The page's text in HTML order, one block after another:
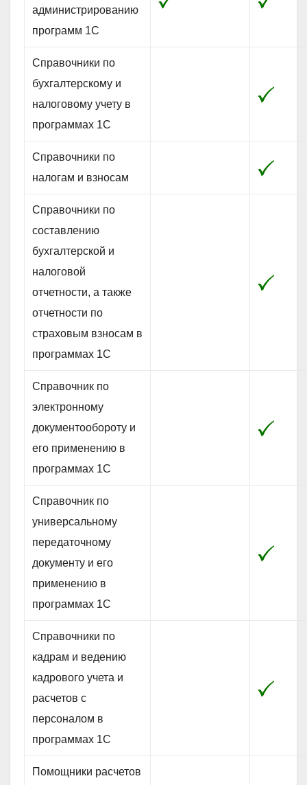
администрированию
программ 1С
Справочники по
бухгалтерскому и
налоговому учету в
программах 1С
Справочники по
налогам и взносам
Справочники по
составлению
бухгалтерской и
налоговой
отчетности, а также
отчетности по
страховым взносам в
программах 1С
Справочник по
электронному
документообороту и
его применению в
программах 1С
Справочник по
универсальному
передаточному
документу и его
применению в
программах 1С
Справочники по
кадрам и ведению
кадрового учета и
расчетов с
персоналом в
программах 1С
Помощники расчетов